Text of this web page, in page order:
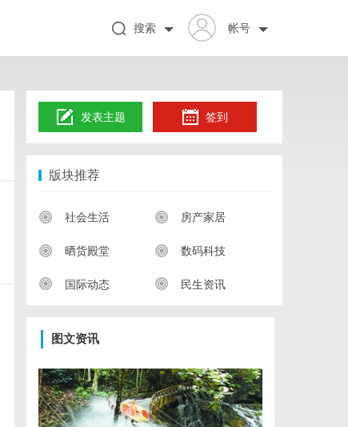
帐号
搜索
发表主题 签到
版块推荐
社会生活 房产家居
晒货殿堂 数码科技
国际动态 民生资讯
图文资讯